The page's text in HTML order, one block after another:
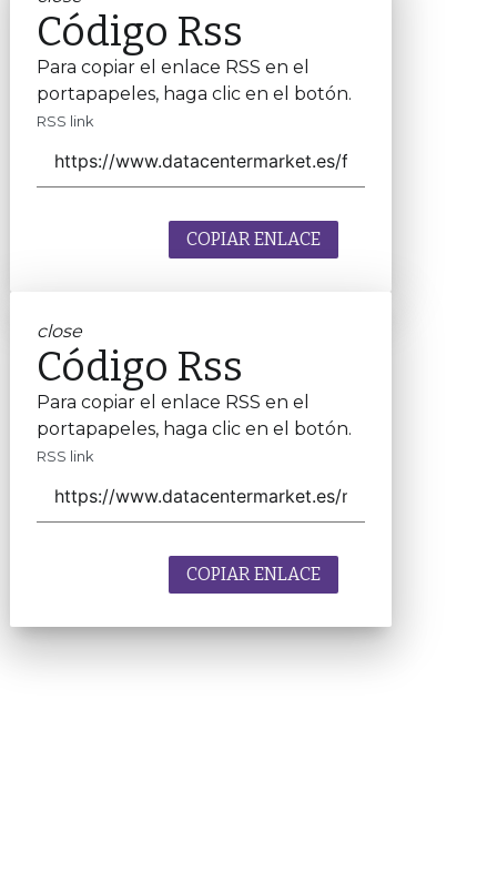
Código Rss
Para copiar el enlace RSS en el
portapapeles, haga clic en el botón.
RSS link
COPIAR ENLACE
close
Código Rss
Para copiar el enlace RSS en el
portapapeles, haga clic en el botón.
RSS link
COPIAR ENLACE